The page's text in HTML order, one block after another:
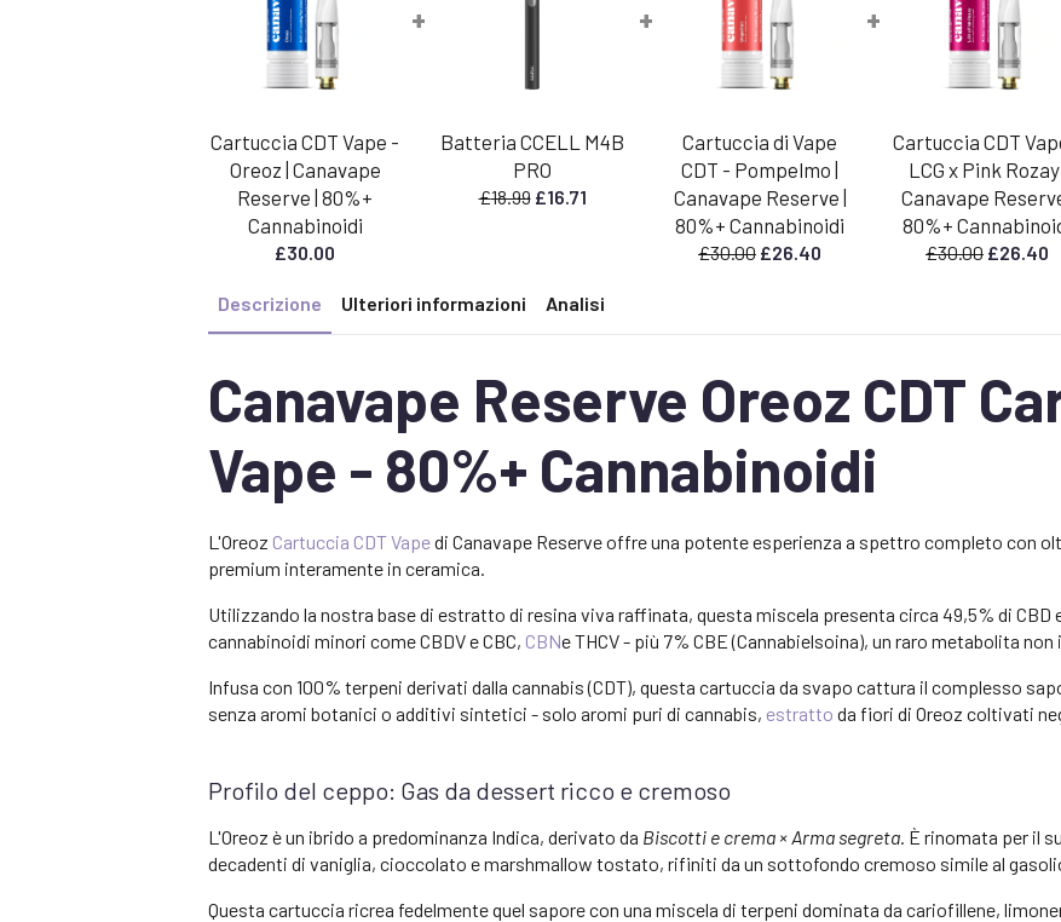
Cartuccia CDT Vape -
Oreoz | Canavape
Reserve | 80%+
Cannabinoidi
£30.00
+
Batteria CCELL M4B
PRO
£18.99 Il
£18,99.
£16.71Il
£16,71.
+
Cartuccia di Vape
CDT - Pompelmo |
Canavape Reserve |
80%+ Cannabinoidi
£30.00 Il
era:
£26.40
è:
+
Cartuccia CDT
LCG x Pink Rozay
Canavape
80%+
£30.00 Il
era:
£26.40
Descrizione Ulteriori informazioni Analisi
Canavape Reserve Oreoz CDT
Vape - 80%+ Cannabinoidi
L'Oreoz Cartuccia CDT Vapedi Canavape Reserve offre una potente esperienza a spettro completo con
premium interamente in ceramica.
Utilizzando la nostra base di estratto di resina viva raffinata, questa miscela presenta circa 49,5% di CBD
cannabinoidi minori come CBDV e CBC, CBNe THCV - più 7% CBE (Cannabielsoina), un raro metabolita non
Infusa con 100% terpeni derivati dalla cannabis (CDT), questa cartuccia da svapo cattura il complesso
senza aromi botanici o additivi sintetici - solo aromi puri di cannabis, estratto da fiori di Oreoz coltivati
Profilo del ceppo: Gas da dessert ricco e cremoso
L'Oreoz è un ibrido a predominanza Indica, derivato da Biscotti e crema × Arma segreta . È rinomata per
decadenti di vaniglia, cioccolato e marshmallow tostato, rifiniti da un sottofondo cremoso simile al
Questa cartuccia ricrea fedelmente quel sapore con una miscela di terpeni dominata da cariofillene,